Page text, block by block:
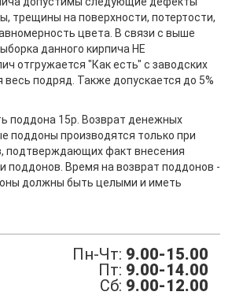
трещины на поверхности, потертости,
цвета. В связи с выше
данного кирпича НЕ
отгружается "Как есть" с заводских
весь подряд. Также допускается до 5%
поддона 15р. Возврат денежных
поддоны производятся только при
подтверждающих факт внесения
поддонов. Время на возврат поддонов -
должны быть целыми и иметь
Пн-Чт: 9.00-15.00
Пт: 9.00-14.00
Сб: 9.00-12.00